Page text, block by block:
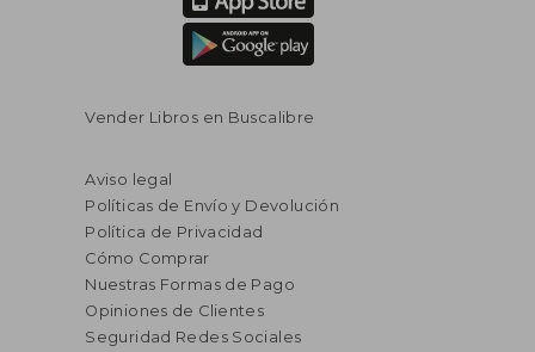
Vender Libros en Buscalibre
Aviso legal
Políticas de Envío y Devolución
Política de Privacidad
Cómo Comprar
Nuestras Formas de Pago
Opiniones de Clientes
Seguridad Redes Sociales